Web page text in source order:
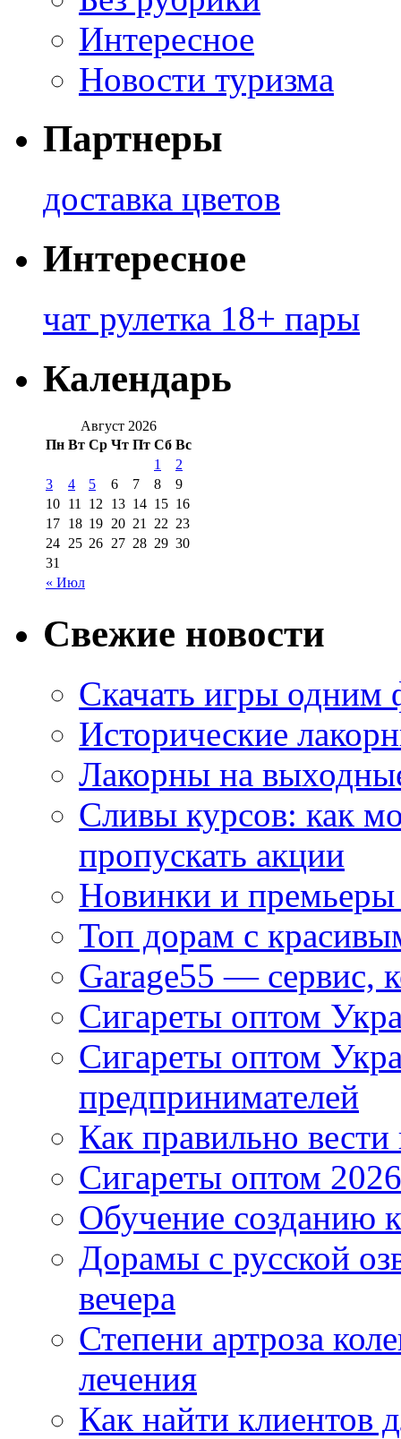
Интересное
Новости туризма
Партнеры
доставка цветов
Интересное
чат рулетка 18+ пары
Календарь
Август 2026
Пн Вт Ср Чт Пт Сб Вс
« Июл
1
2
3
4 5 6 7 8
9
10 11 12 13 14 15 16
17 18 19 20 21 22 23
24 25 26 27 28 29 30
31
Свежие новости
Скачать игры одним
Исторические
Лакорны на
Сливы курсов: как
пропускать акции
Новинки и
Топ дорам с
Garage55 — сервис,
Сигареты оптом
Сигареты оптом
предпринимателей
Как правильно
Сигареты оптом
Обучение созданию
Дорамы с русской
вечера
Степени артроза
лечения
Как найти клиентов